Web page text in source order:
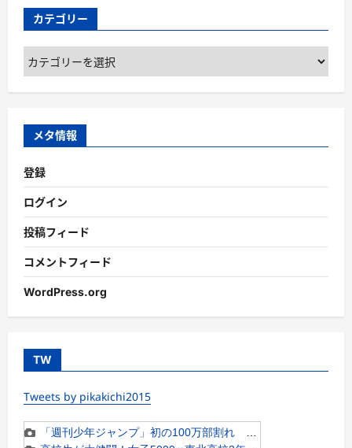
カテゴリー
カ
テ
ゴ
ー
メタ情報
登録
ログイン
投稿フィード
コメントフィード
WordPress.org
TW
Tweets by pikakichi2015